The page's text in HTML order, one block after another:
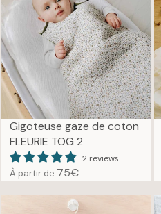
L
A
R
P
E
7
5
€
Gigoteuse gaze de coton
FLEURIE TOG 2
2 reviews
À partir de R
E
75€